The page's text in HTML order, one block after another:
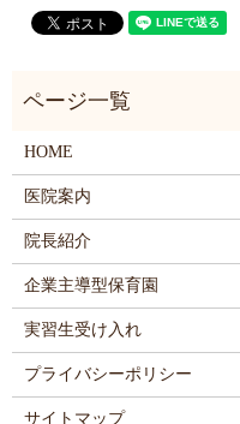
HOME
医院案内
院長紹介
企業主導型保育園
実習生受け入れ
プライバシーポリシー
サイトマップ